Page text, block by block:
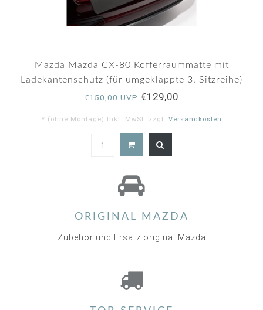
Mazda Mazda CX-80 Kofferraummatte mit
Ladekantenschutz (für umgeklappte 3. Sitzreihe)
€150,00 UVP €129,00
* (ohne Montage) Inkl. MwSt. zzgl. Versandkosten
ORIGINAL MAZDA
Zubehör und Ersatz original Mazda